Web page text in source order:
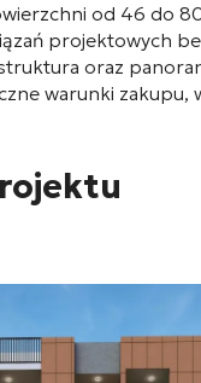
od 46 do
projektowych
oraz
warunki